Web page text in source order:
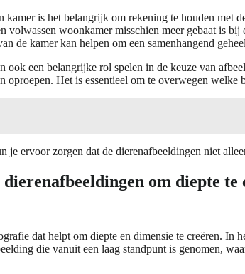
kamer is het belangrijk om rekening te houden
volwassen woonkamer misschien meer gebaat is
de kamer kan helpen om een samenhangend
ook een belangrijke rol spelen in de keuze van
oproepen. Het is essentieel om te overwegen
je ervoor zorgen dat de dierenafbeeldingen niet
om diepte te
dat helpt om diepte en dimensie te creëren.
die vanuit een laag standpunt is genomen,